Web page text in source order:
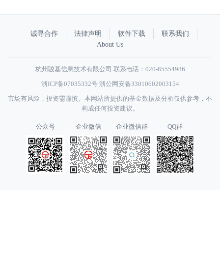
诚寻合作 法律声明 软件下载
联系我们
About Us
杭州骏基信息技术有限公司 联系电话：020-85554986
浙ICP备07035332号 浙公网安备33010602003154
市场有风险，投资需谨慎。本网站所提供的基金数据及分析仅供参考，不
构成任何投资建议。
公众号 企业微信 企业微信群 QQ群